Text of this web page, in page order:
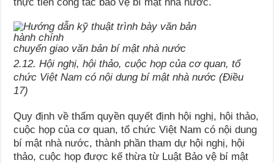
chuyển giao văn bản bí mật nhà nước
2.12. Hội nghị, hội thảo, cuộc họp của cơ quan, tổ
chức Việt Nam có nội dung bí mật nhà nước (Điều
17)
Quy định về thẩm quyền quyết định hội nghị, hội thảo,
cuộc họp của cơ quan, tổ chức Việt Nam có nội dung
bí mật nhà nước, thành phần tham dự hội nghị, hội
thảo, cuộc họp được kế thừa từ Luật Bảo vệ bí mật